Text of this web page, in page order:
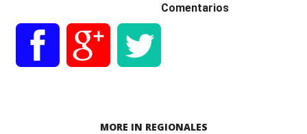
Comentarios
MORE IN REGIONALES